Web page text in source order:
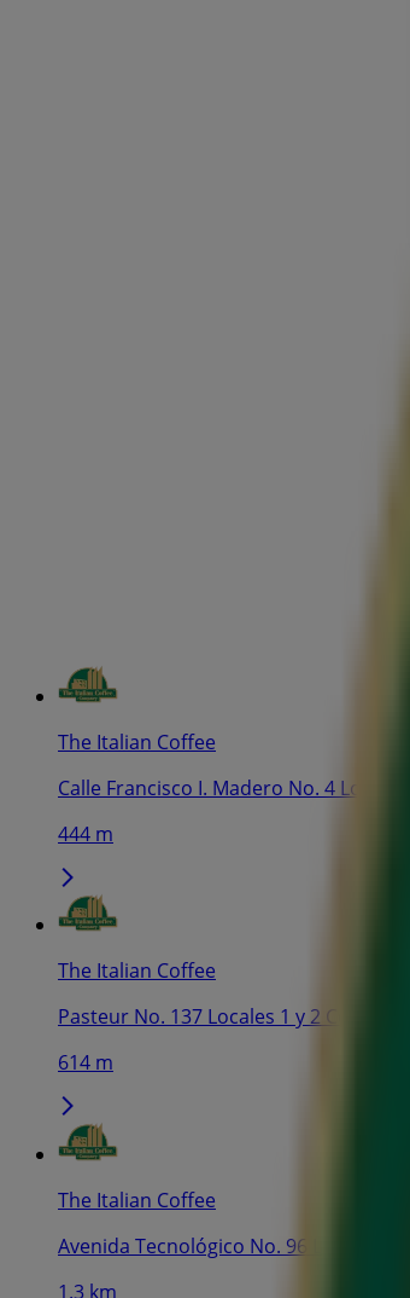
The Italian Coffee
Calle Francisco I. Madero No. 4
444 m
The Italian Coffee
Pasteur No. 137 Locales 1 y 2 Col.
614 m
The Italian Coffee
Avenida Tecnológico No. 96 Local 1
1.3 km